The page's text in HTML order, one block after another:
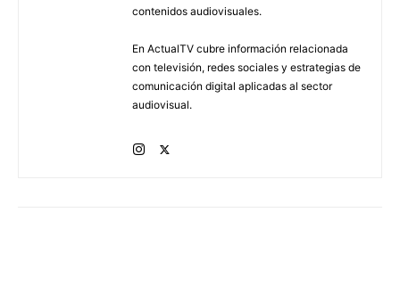
contenidos audiovisuales.
En ActualTV cubre información relacionada
con televisión, redes sociales y estrategias de
comunicación digital aplicadas al sector
audiovisual.